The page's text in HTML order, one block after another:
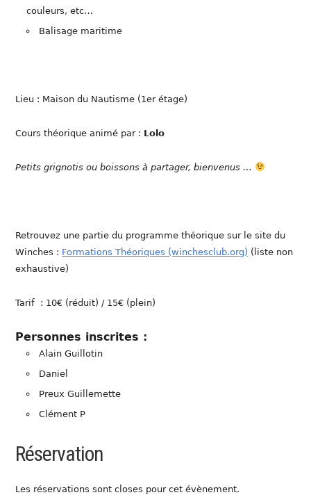
couleurs, etc…
Balisage maritime
Lieu : Maison du Nautisme (1er étage)
Cours théorique animé par : Lolo
Petits grignotis ou boissons à partager, bienvenus …
Retrouvez une partie du programme théorique sur le site du
Winches : Formations Théoriques (winchesclub.org) (liste non
exhaustive)
Tarif : 10€ (réduit) / 15€ (plein)
Personnes inscrites :
Alain Guillotin
Daniel
Preux Guillemette
Clément P
Réservation
Les réservations sont closes pour cet évènement.